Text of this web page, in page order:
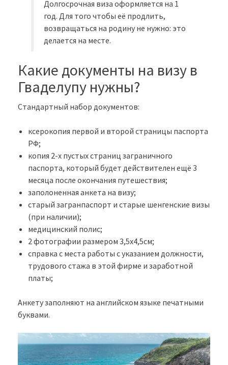
Долгосрочная виза оформляется на 1
год. Для того чтобы её продлить,
возвращаться на родину не нужно: это
делается на месте.
Какие документы на визу в
Гваделупу нужны?
Стандартный набор документов:
ксерокопия первой и второй страницы паспорта
РФ;
копия 2-х пустых страниц заграничного
паспорта, который будет действителен ещё 3
месяца после окончания путешествия;
заполоненная анкета на визу;
старый загранпаспорт и старые шенгенские визы
(при наличии);
медицинский полис;
2 фотографии размером 3,5х4,5см;
справка с места работы с указанием должности,
трудового стажа в этой фирме и заработной
платы;
Анкету заполняют на английском языке печатными
буквами.